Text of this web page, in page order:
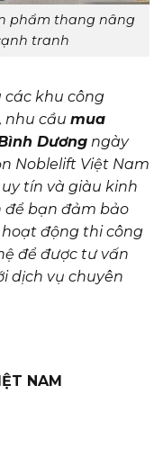
phẩm thang nâng
tranh
các khu công
nhu cầu mua
Dương ngày
Noblelift Việt Nam
tín và giàu kinh
để bạn đảm bảo
động thi công
để được tư vấn
dịch vụ chuyên
NAM